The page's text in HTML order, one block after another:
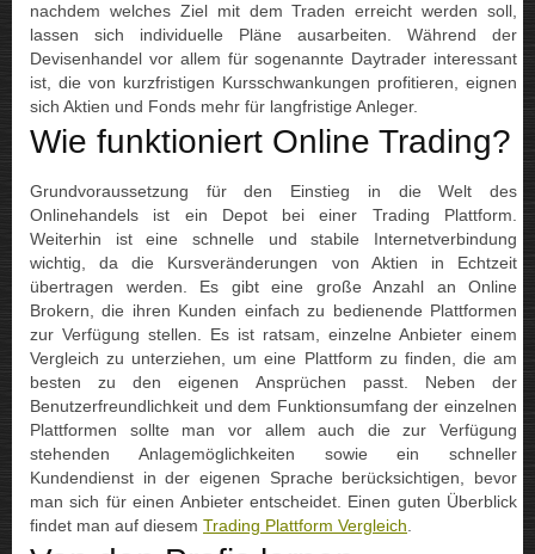
nachdem welches Ziel mit dem Traden erreicht werden soll,
lassen sich individuelle Pläne ausarbeiten. Während der
Devisenhandel vor allem für sogenannte Daytrader interessant
ist, die von kurzfristigen Kursschwankungen profitieren, eignen
sich Aktien und Fonds mehr für langfristige Anleger.
Wie funktioniert Online Trading?
Grundvoraussetzung für den Einstieg in die Welt des
Onlinehandels ist ein Depot bei einer Trading Plattform.
Weiterhin ist eine schnelle und stabile Internetverbindung
wichtig, da die Kursveränderungen von Aktien in Echtzeit
übertragen werden. Es gibt eine große Anzahl an Online
Brokern, die ihren Kunden einfach zu bedienende Plattformen
zur Verfügung stellen. Es ist ratsam, einzelne Anbieter einem
Vergleich zu unterziehen, um eine Plattform zu finden, die am
besten zu den eigenen Ansprüchen passt. Neben der
Benutzerfreundlichkeit und dem Funktionsumfang der einzelnen
Plattformen sollte man vor allem auch die zur Verfügung
stehenden Anlagemöglichkeiten sowie ein schneller
Kundendienst in der eigenen Sprache berücksichtigen, bevor
man sich für einen Anbieter entscheidet. Einen guten Überblick
findet man auf diesem Trading Plattform Vergleich.